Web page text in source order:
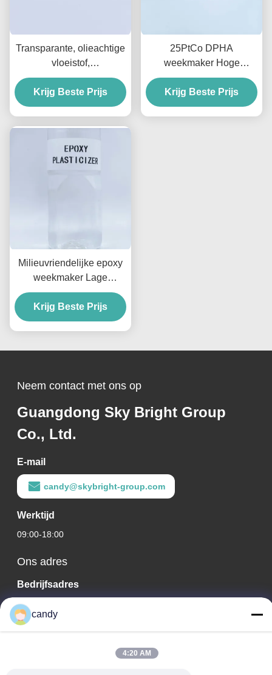
Transparante, olieachtige
vloeistof,
milieuvriendelijke
weekmaker,
dioctyltereftalaat voor de
Krijg Beste Prijs
25PtCo DPHA
weekmaker Hoge
Duurzaamheid PVC
weekmaker voor extreme
koude omstandigheden
Krijg Beste Prijs
Milieuvriendelijke epoxy
weekmaker Lage
viscositeit ESBO
weekmaker Lagere
viscositeit
Krijg Beste Prijs
Neem contact met ons op
Guangdong Sky Bright Group
Co., Ltd.
E-mail
candy@skybright-group.com
Werktijd
09:00-18:00
Ons adres
Bedrijfsadres
ZUMIAO STRAAT, CHANCHENG DISTRICT, FOSHAN,
GUANGDONG CHINA.
candy
4:20 AM